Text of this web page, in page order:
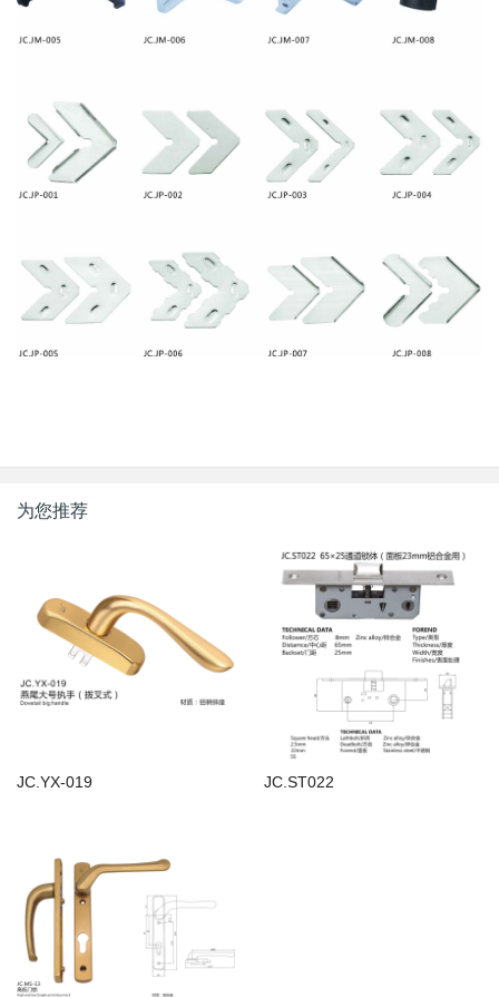
为您推荐
JC.YX-019 JC.ST022